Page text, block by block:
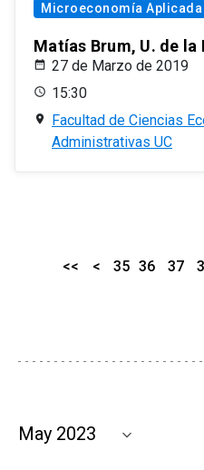
Microeconomía Aplicada
Matías Brum, U. de
27 de Marzo de 2019
15:30
Facultad de Ciencias
Administrativas UC
<< < 35 36 37